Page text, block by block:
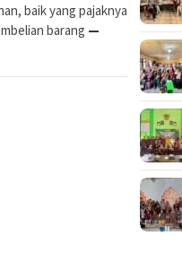
baik yang pajaknya
barang —